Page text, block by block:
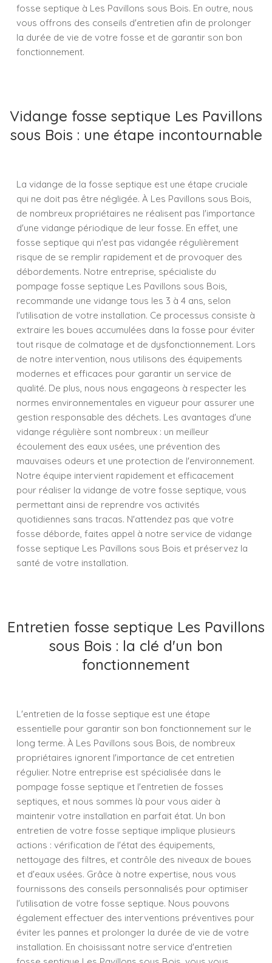
fosse septique à Les Pavillons sous Bois. En outre, nous
vous offrons des conseils d'entretien afin de prolonger
la durée de vie de votre fosse et de garantir son bon
fonctionnement.
Vidange fosse septique Les Pavillons
sous Bois : une étape incontournable
La vidange de la fosse septique est une étape cruciale
qui ne doit pas être négligée. À Les Pavillons sous Bois,
de nombreux propriétaires ne réalisent pas l'importance
d'une vidange périodique de leur fosse. En effet, une
fosse septique qui n'est pas vidangée régulièrement
risque de se remplir rapidement et de provoquer des
débordements. Notre entreprise, spécialiste du
pompage fosse septique Les Pavillons sous Bois,
recommande une vidange tous les 3 à 4 ans, selon
l'utilisation de votre installation. Ce processus consiste à
extraire les boues accumulées dans la fosse pour éviter
tout risque de colmatage et de dysfonctionnement. Lors
de notre intervention, nous utilisons des équipements
modernes et efficaces pour garantir un service de
qualité. De plus, nous nous engageons à respecter les
normes environnementales en vigueur pour assurer une
gestion responsable des déchets. Les avantages d'une
vidange régulière sont nombreux : un meilleur
écoulement des eaux usées, une prévention des
mauvaises odeurs et une protection de l'environnement.
Notre équipe intervient rapidement et efficacement
pour réaliser la vidange de votre fosse septique, vous
permettant ainsi de reprendre vos activités
quotidiennes sans tracas. N'attendez pas que votre
fosse déborde, faites appel à notre service de vidange
fosse septique Les Pavillons sous Bois et préservez la
santé de votre installation.
Entretien fosse septique Les Pavillons
sous Bois : la clé d'un bon
fonctionnement
L'entretien de la fosse septique est une étape
essentielle pour garantir son bon fonctionnement sur le
long terme. À Les Pavillons sous Bois, de nombreux
propriétaires ignorent l'importance de cet entretien
régulier. Notre entreprise est spécialisée dans le
pompage fosse septique et l'entretien de fosses
septiques, et nous sommes là pour vous aider à
maintenir votre installation en parfait état. Un bon
entretien de votre fosse septique implique plusieurs
actions : vérification de l'état des équipements,
nettoyage des filtres, et contrôle des niveaux de boues
et d'eaux usées. Grâce à notre expertise, nous vous
fournissons des conseils personnalisés pour optimiser
l'utilisation de votre fosse septique. Nous pouvons
également effectuer des interventions préventives pour
éviter les pannes et prolonger la durée de vie de votre
installation. En choisissant notre service d'entretien